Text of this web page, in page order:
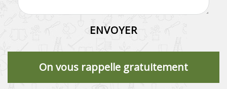
On vous rappelle gratuitement